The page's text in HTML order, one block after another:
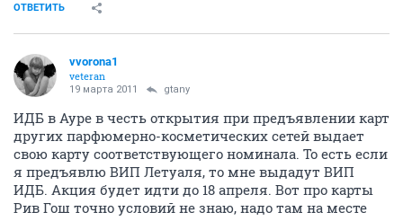
ОТВЕТИТЬ
vvorona1
veteran
19 марта 2011 gtany
ИДБ в Ауре в честь открытия при предъявлении карт
других парфюмерно-косметических сетей выдает
свою карту соответствующего номинала. То есть если
я предъявлю ВИП Летуаля, то мне выдадут ВИП
ИДБ. Акция будет идти до 18 апреля. Вот про карты
Рив Гош точно условий не знаю, надо там на месте